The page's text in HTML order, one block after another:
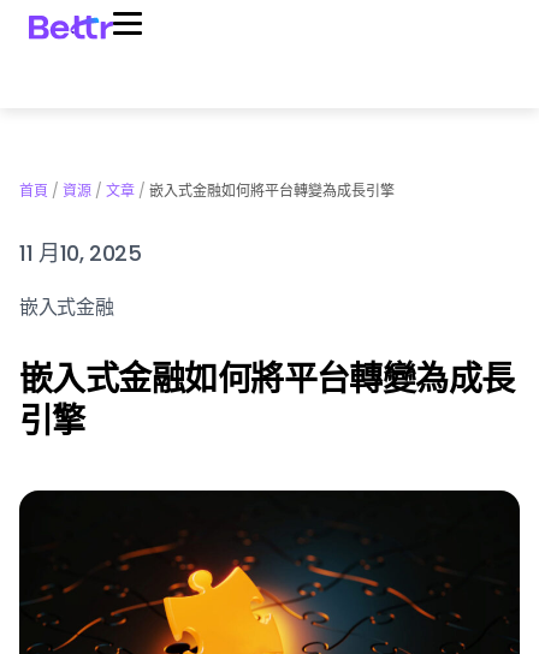
首頁 / 資源 / 文章 / 嵌入式金融如何將平台轉變為成長引擎
11 月10, 2025
嵌入式金融
嵌入式金融如何將平台轉變為成長
引擎